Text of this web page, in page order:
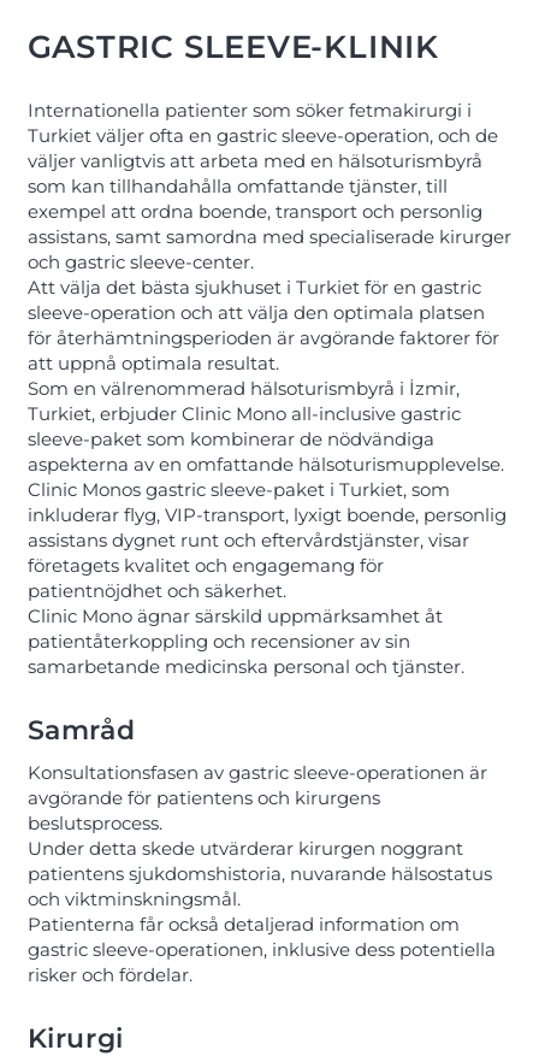
GASTRIC SLEEVE-KLINIK
Internationella patienter som söker fetmakirurgi i
Turkiet väljer ofta en gastric sleeve-operation, och de
väljer vanligtvis att arbeta med en hälsoturismbyrå
som kan tillhandahålla omfattande tjänster, till
exempel att ordna boende, transport och personlig
assistans, samt samordna med specialiserade kirurger
och gastric sleeve-center.
Att välja det bästa sjukhuset i Turkiet för en gastric
sleeve-operation och att välja den optimala platsen
för återhämtningsperioden är avgörande faktorer för
att uppnå optimala resultat.
Som en välrenommerad hälsoturismbyrå i İzmir,
Turkiet, erbjuder Clinic Mono all-inclusive gastric
sleeve-paket som kombinerar de nödvändiga
aspekterna av en omfattande hälsoturismupplevelse.
Clinic Monos gastric sleeve-paket i Turkiet, som
inkluderar flyg, VIP-transport, lyxigt boende, personlig
assistans dygnet runt och eftervårdstjänster, visar
företagets kvalitet och engagemang för
patientnöjdhet och säkerhet.
Clinic Mono ägnar särskild uppmärksamhet åt
patientåterkoppling och recensioner av sin
samarbetande medicinska personal och tjänster.
Samråd
Konsultationsfasen av gastric sleeve-operationen är
avgörande för patientens och kirurgens
beslutsprocess.
Under detta skede utvärderar kirurgen noggrant
patientens sjukdomshistoria, nuvarande hälsostatus
och viktminskningsmål.
Patienterna får också detaljerad information om
gastric sleeve-operationen, inklusive dess potentiella
risker och fördelar.
Kirurgi